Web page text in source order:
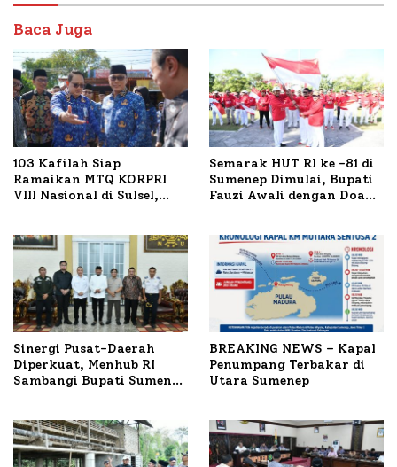
Baca Juga
103 Kafilah Siap
Ramaikan MTQ KORPRI
VIII Nasional di Sulsel,
Semarak HUT RI ke -81 di
Sumenep Dimulai, Bupati
Fauzi Awali dengan Doa
Sinergi Pusat-Daerah
Diperkuat, Menhub RI
Sambangi Bupati Sumenep
BREAKING NEWS – Kapal
Penumpang Terbakar di
Utara Sumenep